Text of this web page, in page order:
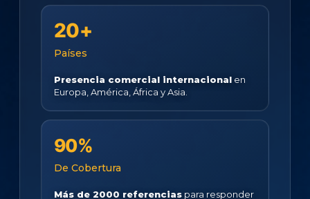
20+
Países
Presencia comercial internacional en
Europa, América, África y Asia.
90%
De Cobertura
Más de 2000 referencias para responder